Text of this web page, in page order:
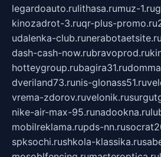
legardoauto.rulithasa.rumuz-1.ru
kinozadrot-3.ruqr-plus-promo.ru
udalenka-club.runerabotaetsite.ru
dash-cash-now.rubravoprod.ru
hotteygroup.rubagira31.ru
dveriland73.runis-glonass51.ru
vrema-zdorov.ruvelonik.ru
nike-air-max-95.runadookna.ru
mobilreklama.rupds-nn.ru
spksochi.rushkola-klassika.ru